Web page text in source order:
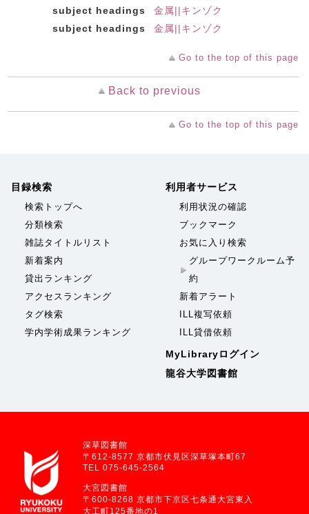
subject headings
金属||キンゾク
subject headings
金属||キンゾク
Go to the top of this page
Back to previous
Go to the top of this page
目録検索
検索トップへ
分類検索
雑誌タイトルリスト
新着案内
貸出ランキング
アクセスランキング
タグ検索
学内学術成果ランキング
利用者サービス
利用状況の確認
ブックマーク
お気に入り検索
グループワークルーム予
約
新着アラート
ILL複写依頼
ILL貸借依頼
MyLibraryログイン
龍谷大学図書館
深草図書館
〒612-8577 京都市伏見区深草塚本町67
TEL 075-645-2564
大宮図書館
〒600-8268 京都市下京区七条通大宮東入
大工町125番地の1